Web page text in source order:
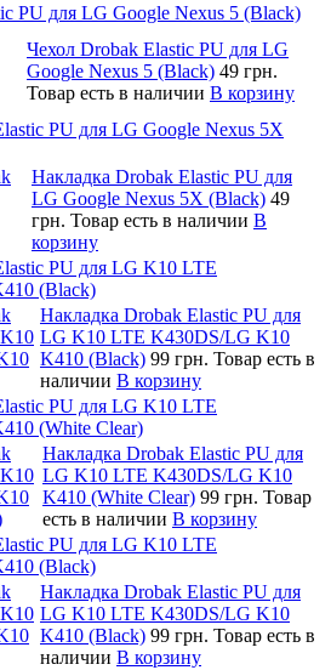
PU для LG Google Nexus 5 (Black)
Чехол Drobak Elastic PU для LG
Google Nexus 5 (Black) 49 грн.
Товар есть в наличии В корзину
PU для LG Google Nexus 5X
Накладка Drobak Elastic PU для
LG Google Nexus 5X (Black) 49
грн. Товар есть в наличии В
корзину
PU для LG K10 LTE
(Black)
Накладка Drobak Elastic PU для
LG K10 LTE K430DS/LG K10
K410 (Black) 99 грн. Товар есть в
наличии В корзину
PU для LG K10 LTE
(White Clear)
Накладка Drobak Elastic PU для
LG K10 LTE K430DS/LG K10
K410 (White Clear) 99 грн. Товар
есть в наличии В корзину
PU для LG K10 LTE
(Black)
Накладка Drobak Elastic PU для
LG K10 LTE K430DS/LG K10
K410 (Black) 99 грн. Товар есть в
наличии В корзину